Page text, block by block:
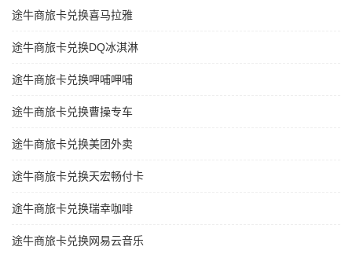
途牛商旅卡兑换喜马拉雅
途牛商旅卡兑换DQ冰淇淋
途牛商旅卡兑换呷哺呷哺
途牛商旅卡兑换曹操专车
途牛商旅卡兑换美团外卖
途牛商旅卡兑换天宏畅付卡
途牛商旅卡兑换瑞幸咖啡
途牛商旅卡兑换网易云音乐